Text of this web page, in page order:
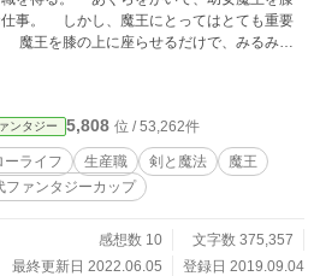
事。 しかし、魔王にとってはとても重要
魔王を膝の上に座らせるだけで、みるみる
ンタジー 5,808 位 / 53,262件
ーライフ 生産職 剣と魔法
魔王
ファンタジーカップ
感想数 10
文字数 375,357
最終更新日 2022.06.05
登録日 2019.09.04